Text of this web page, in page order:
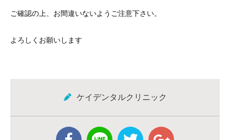
ご確認の上、お間違いないようご注意下さい。
よろしくお願いします
ケイデンタルクリニック